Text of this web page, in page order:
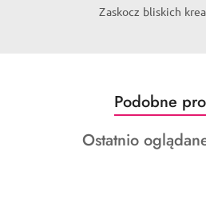
Zaskocz bliskich
Pomiń karuzelęProdukty
o
statusie:
Podobne
Produkty
Ostatnio